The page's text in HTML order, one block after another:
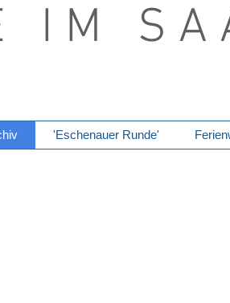
I M S A
'Eschenauer Runde'